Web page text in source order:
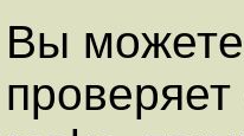
Вы можете